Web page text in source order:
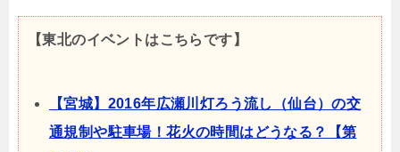
【東北のイベントはこちらです】
【宮城】2016年広瀬川灯ろう流し（仙台）の交
通規制や駐車場！花火の時間はどうなる？【第